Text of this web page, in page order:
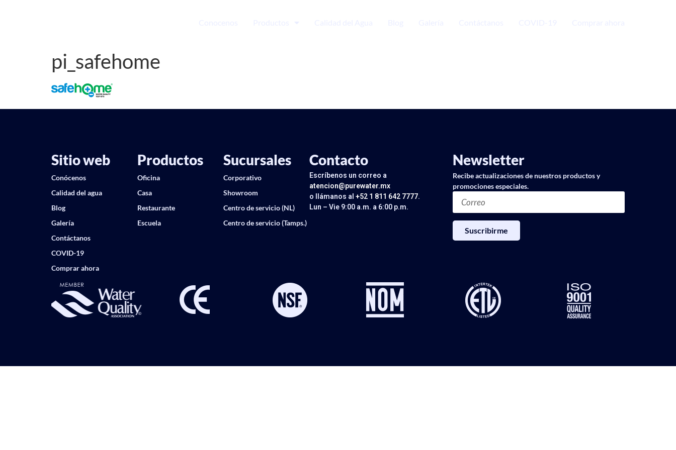
pi_safehome
Sitio web
Conócenos
Calidad del agua
Blog
Galería
Contáctanos
COVID-19
Comprar ahora
Productos
Oficina
Casa
Restaurante
Escuela
Sucursales
Corporativo
Showroom
Centro de servicio (NL)
Centro de servicio (Tamps.)
Contacto
Escríbenos un correo a
atencion@purewater.mx
o llámanos al +52 1 811 642 7777.
Lun – Vie 9:00 a.m. a 6:00 p.m.
Newsletter
Recibe actualizaciones de nuestros productos y
promociones especiales.
Suscribirme